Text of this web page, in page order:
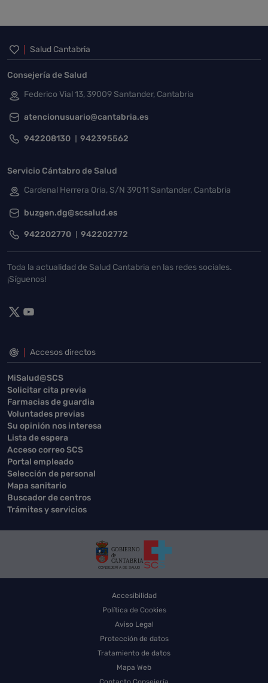
Inicio del pie de página
Salud Cantabria
Consejería de Salud
Federico Vial 13, 39009 Santander, Cantabria
atencionusuario@cantabria.es
942208130 942395562
Servicio Cántabro de Salud
Cardenal Herrera Oria, S/N 39011 Santander, Cantabria
buzgen.dg@scsalud.es
942202770 942202772
Toda la actualidad de Salud Cantabria en las redes sociales.
¡Síguenos!
Accesos directos
MiSalud@SCS
Solicitar cita previa
Farmacias de guardia
Voluntades previas
Su opinión nos interesa
Lista de espera
Acceso correo SCS
Portal empleado
Selección de personal
Mapa sanitario
Buscador de centros
Trámites y servicios
Accesibilidad
Política de Cookies
Aviso Legal
Protección de datos
Tratamiento de datos
Mapa Web